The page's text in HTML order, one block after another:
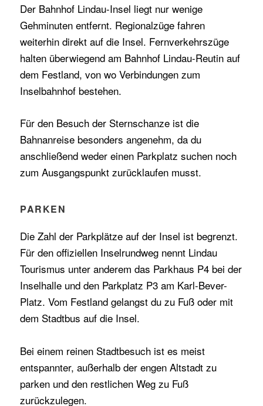
Der Bahnhof Lindau-Insel liegt nur wenige
Gehminuten entfernt. Regionalzüge fahren
weiterhin direkt auf die Insel. Fernverkehrszüge
halten überwiegend am Bahnhof Lindau-Reutin auf
dem Festland, von wo Verbindungen zum
Inselbahnhof bestehen.
Für den Besuch der Sternschanze ist die
Bahnanreise besonders angenehm, da du
anschließend weder einen Parkplatz suchen noch
zum Ausgangspunkt zurücklaufen musst.
PARKEN
Die Zahl der Parkplätze auf der Insel ist begrenzt.
Für den offiziellen Inselrundweg nennt Lindau
Tourismus unter anderem das Parkhaus P4 bei der
Inselhalle und den Parkplatz P3 am Karl-Bever-
Platz. Vom Festland gelangst du zu Fuß oder mit
dem Stadtbus auf die Insel.
Bei einem reinen Stadtbesuch ist es meist
entspannter, außerhalb der engen Altstadt zu
parken und den restlichen Weg zu Fuß
zurückzulegen.